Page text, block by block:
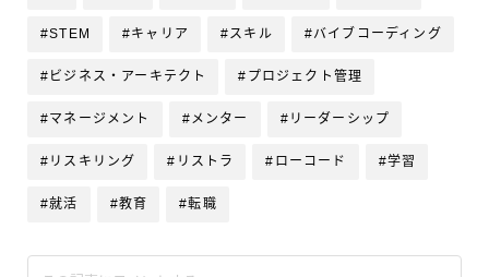
#STEM #キャリア #スキル #バイブコーディング
#ビジネス・アーキテクト #プロジェクト管理
#マネージメント #メンター #リーダーシップ
#リスキリング #リストラ #ローコード #学習
#就活 #教育 #転職